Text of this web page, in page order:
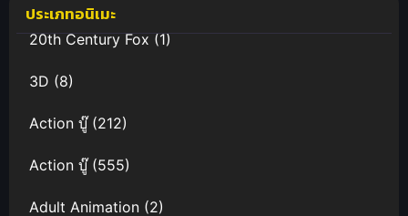
ประเภทอนิเมะ
20th Century Fox(1)
3D (8)
Action บู๊(212)
Action บู๊(555)
Adult Animation (2)